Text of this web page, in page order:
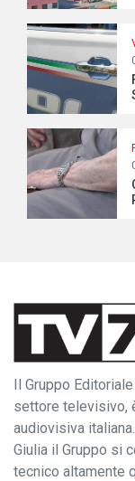
Il Gruppo
settore televisivo,
audiovisiva
Giulia il Gruppo si
tecnico altamente